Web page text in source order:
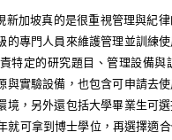
新加坡真的是很重視管理與紀
的專門人員來維護管理並訓練
特定的研究題目、管理設備
與實驗設備，也包含可申請去
境，另外還包括大學畢業生可
就可拿到博士學位，再選擇適